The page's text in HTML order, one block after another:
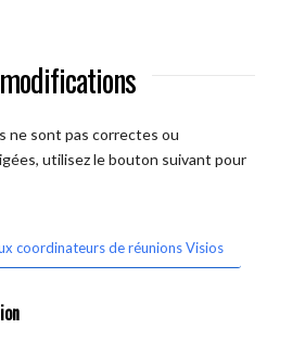
ne sont pas correctes ou
utilisez le bouton suivant pour
coordinateurs de réunions Visios